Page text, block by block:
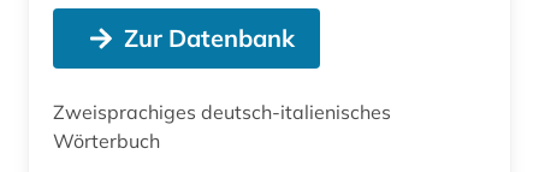
Zur Datenbank
Zweisprachiges deutsch-italienisches
Wörterbuch